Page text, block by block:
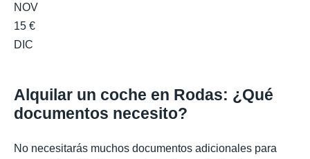
NOV
15 €
DIC
Alquilar un coche en Rodas: ¿Qué
documentos necesito?
No necesitarás muchos documentos adicionales para